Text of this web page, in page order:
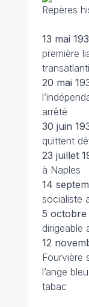
Repères
13 mai
première
20 mai
arrêté
30 juin
quittent
23 juillet
à Naples
14
socialiste
5 octobre
dirigeable
12
Fourvière
l’ange
tabac